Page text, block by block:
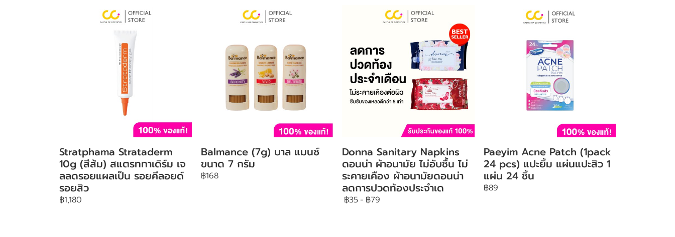
Stratphama Strataderm
10g (สีส้ม) สแตรททาเดิร์ม เจ
ลลดรอยแผลเป็น รอยคีลอยด์
รอยสิว
฿1,180
Balmance (7g) บาล แมนซ์
ขนาด 7 กรัม
฿168
Donna Sanitary Napkins
ดอนน่า ผ้าอนามัย ไม่อับชื้น ไม่
ระคายเคือง ผ้าอนามัยดอนน่า
ลดการปวดท้องประจำเด
฿35- ฿79
Paeyim Acne Patch (1pack
24 pcs) แปะยิ้ม แผ่นแปะสิว 1
แผ่น 24 ชิ้น
฿89